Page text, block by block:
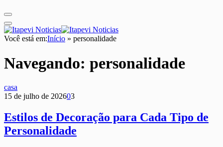
Você está em:Início » personalidade
Navegando: personalidade
casa
15 de julho de 202603
Estilos de Decoração para Cada Tipo de
Personalidade